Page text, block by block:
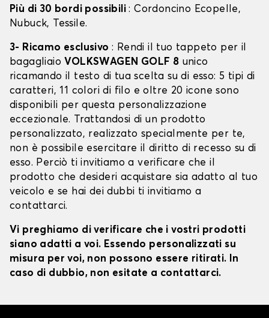
Più di 30 bordi possibili: Cordoncino Ecopelle,
Nubuck, Tessile.
3- Ricamo esclusivo : Rendi il tuo tappeto per il
bagagliaio VOLKSWAGEN GOLF 8 unico
ricamando il testo di tua scelta su di esso: 5 tipi di
caratteri, 11 colori di filo e oltre 20 icone sono
disponibili per questa personalizzazione
eccezionale. Trattandosi di un prodotto
personalizzato, realizzato specialmente per te,
non è possibile esercitare il diritto di recesso su di
esso. Perciò ti invitiamo a verificare che il
prodotto che desideri acquistare sia adatto al tuo
veicolo e se hai dei dubbi ti invitiamo a
contattarci.
Vi preghiamo di verificare che i vostri prodotti
siano adatti a voi. Essendo personalizzati su
misura per voi, non possono essere ritirati. In
caso di dubbio, non esitate a contattarci.